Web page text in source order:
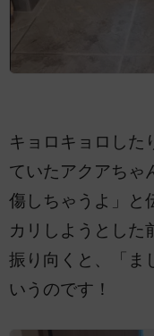
キョロキョロした
ていたアクアちゃ
傷しちゃうよ」と
カリしようとした
振り向くと、「ま
いうのです！